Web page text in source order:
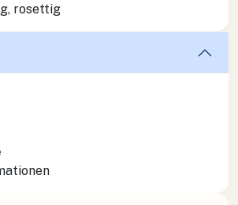
rosettig